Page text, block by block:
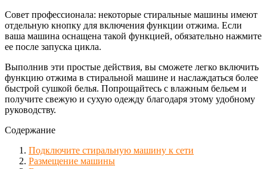
Совет профессионала: некоторые стиральные машины имеют
отдельную кнопку для включения функции отжима. Если
ваша машина оснащена такой функцией, обязательно нажмите
ее после запуска цикла.
Выполнив эти простые действия, вы сможете легко включить
функцию отжима в стиральной машине и наслаждаться более
быстрой сушкой белья. Попрощайтесь с влажным бельем и
получите свежую и сухую одежду благодаря этому удобному
руководству.
Содержание
Подключите стиральную машину к сети
Размещение машины